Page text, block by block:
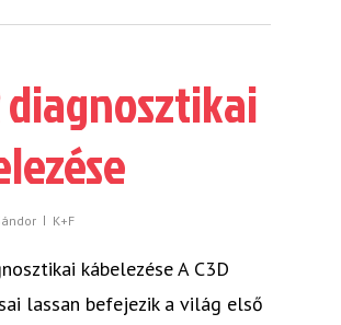
diagnosztikai
K+F
kábelezése A C3D
lassan befejezik a világ első